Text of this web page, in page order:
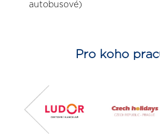
autobusové)
Pro koho